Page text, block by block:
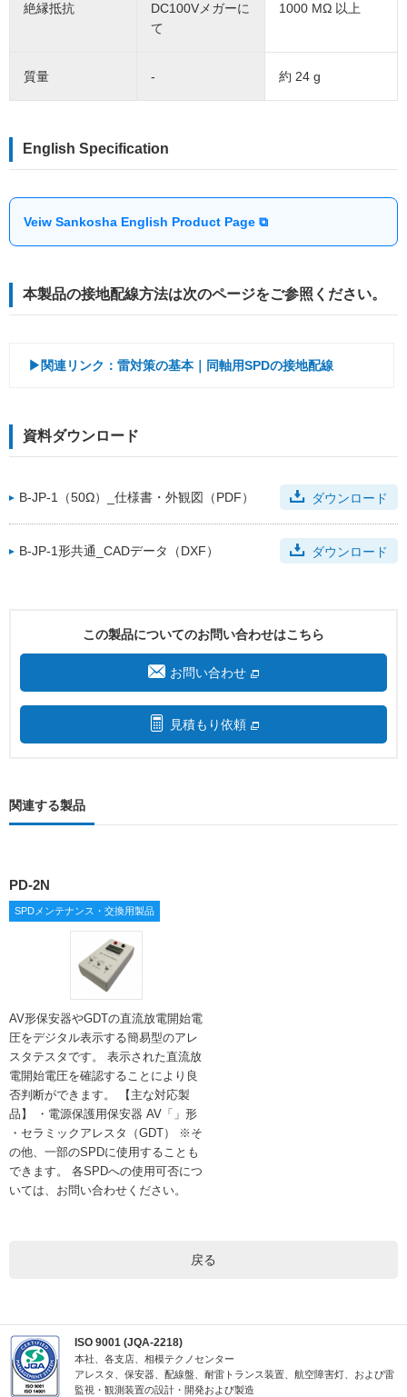
絶縁抵抗
DC100Vメガーに
て
1000 MΩ 以上
質量 - 約 24 g
English Specification
Veiw Sankosha English Product Page ⧉
本製品の接地配線方法は次のページをご参照ください。
▶関連リンク：雷対策の基本｜同軸用SPDの接地配線
資料ダウンロード
B-JP-1（50Ω）_仕様書・外観図（PDF） ダウンロード
B-JP-1形共通_CADデータ（DXF） ダウンロード
この製品についてのお問い合わせはこちら
お問い合わせ
見積もり依頼
関連する製品
PD-2N
SPDメンテナンス・交換用製品
AV形保安器やGDTの直流放電開始電
圧をデジタル表示する簡易型のアレ
スタテスタです。 表示された直流放
電開始電圧を確認することにより良
否判断ができます。 【主な対応製
品】 ・電源保護用保安器 AV「」形
・セラミックアレスタ（GDT） ※そ
の他、一部のSPDに使用することも
できます。 各SPDへの使用可否につ
いては、お問い合わせください。
戻る
ISO 9001 (JQA-2218)
本社、各支店、相模テクノセンター
アレスタ、保安器、配線盤、耐雷トランス装置、航空障害灯、および雷
監視・観測装置の設計・開発および製造